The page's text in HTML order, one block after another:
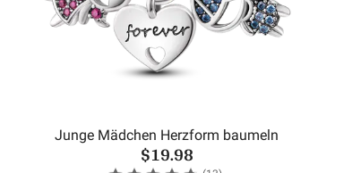
Junge Mädchen Herzform baumeln
$19.98